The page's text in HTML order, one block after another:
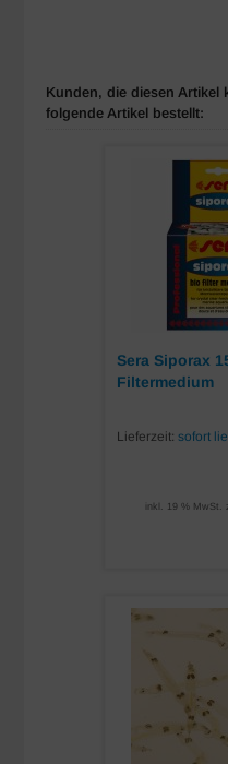
Kunden, die diesen Artikel
folgende Artikel bestellt:
Sera Siporax
Filtermedium
Lieferzeit:sofort
inkl. 19 % MwSt.